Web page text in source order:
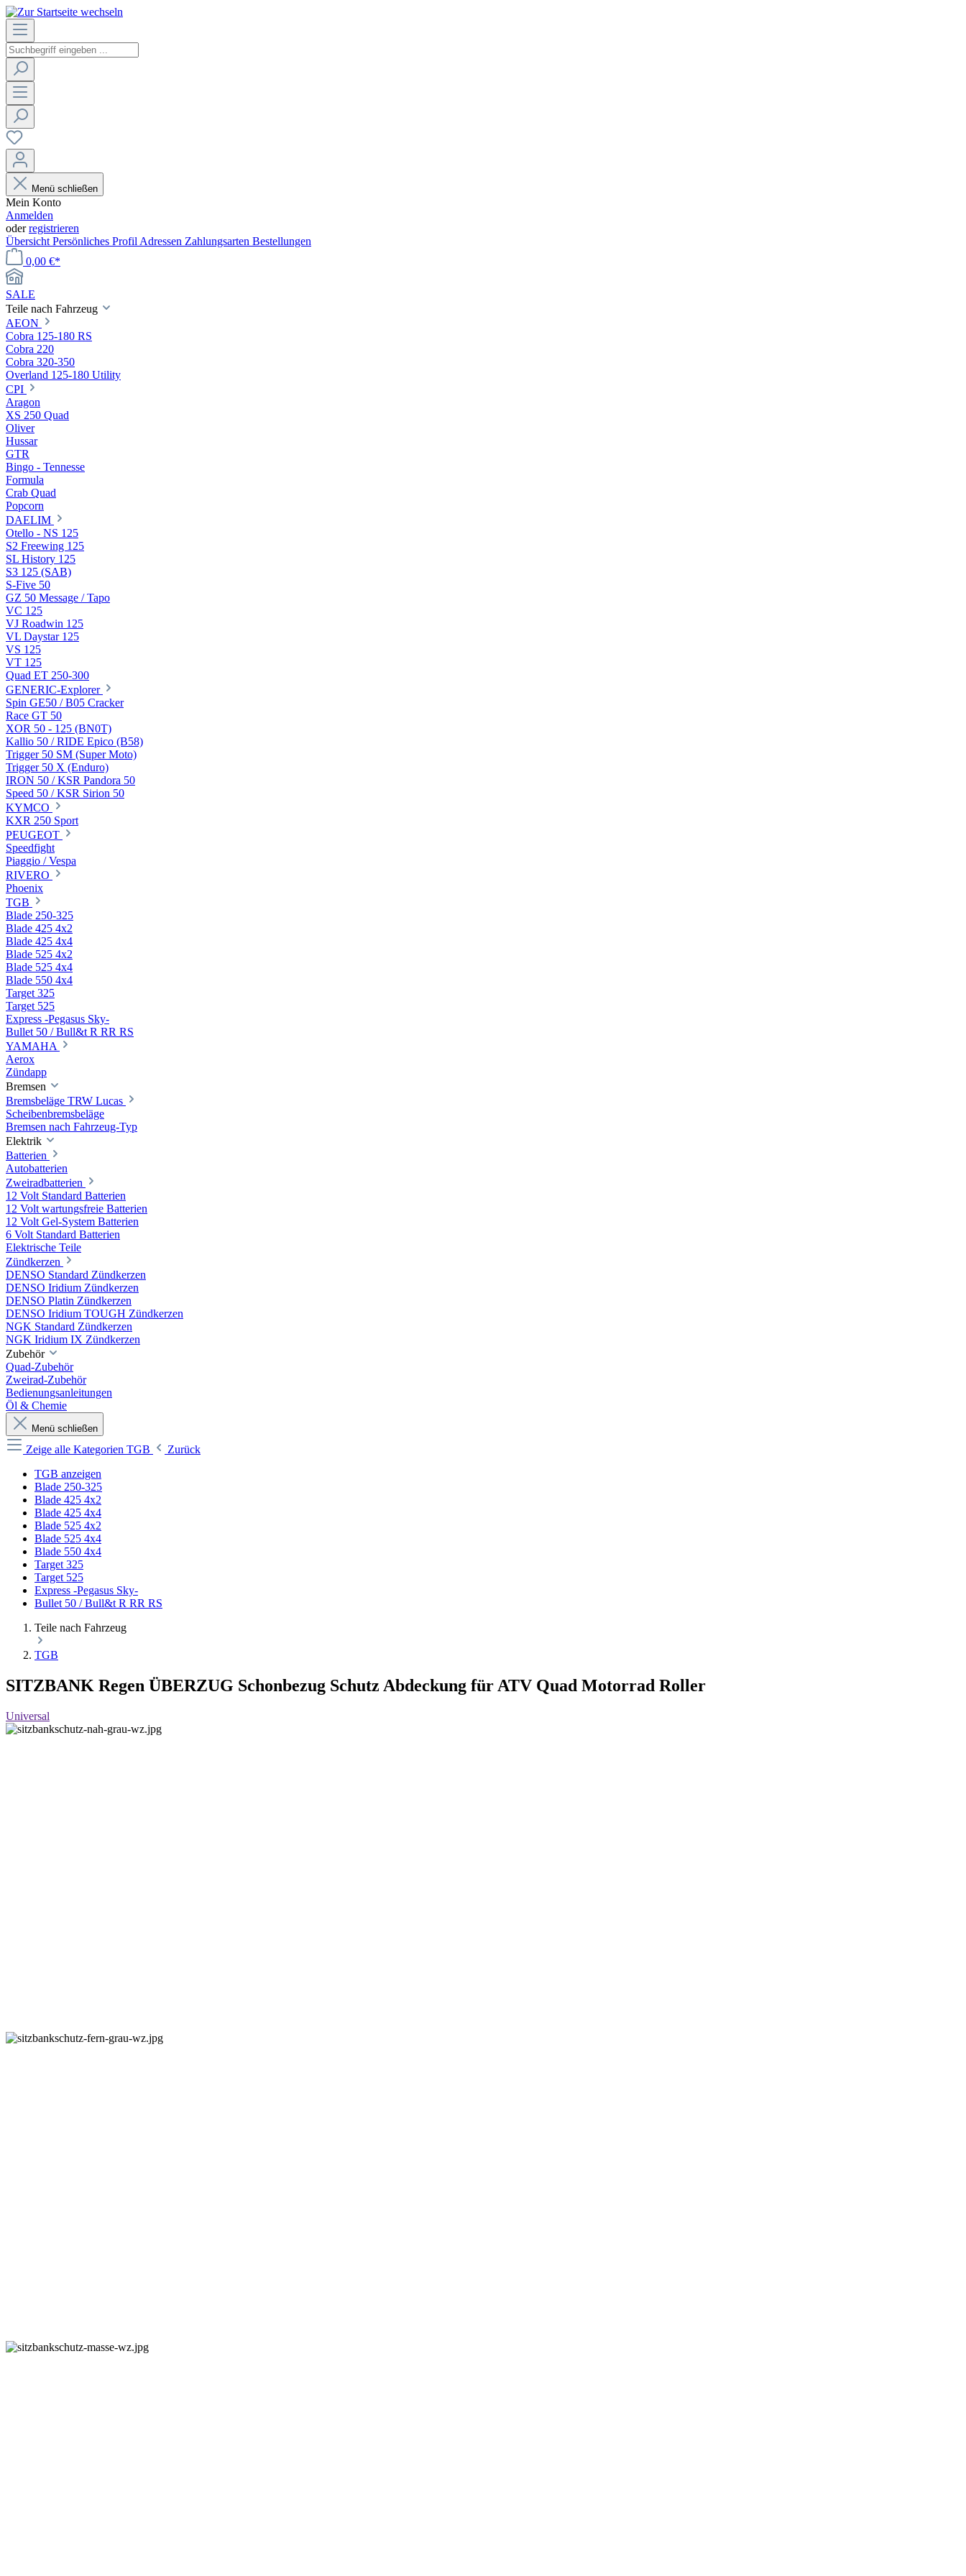
Menü schließen
Mein Konto
Anmelden
oderregistrieren
Übersicht Persönliches Profil Adressen Zahlungsarten Bestellungen
0,00 €*
SALE
Teile nach Fahrzeug
AEON
Cobra 125-180 RS
Cobra 220
Cobra 320-350
Overland 125-180 Utility
CPI
Aragon
XS 250 Quad
Oliver
Hussar
GTR
Bingo - Tennesse
Formula
Crab Quad
Popcorn
DAELIM
Otello - NS 125
S2 Freewing 125
SL History 125
S3 125 (SAB)
S-Five 50
GZ 50 Message / Tapo
VC 125
VJ Roadwin 125
VL Daystar 125
VS 125
VT 125
Quad ET 250-300
GENERIC-Explorer
Spin GE50 / B05 Cracker
Race GT 50
XOR 50 - 125 (BN0T)
Kallio 50 / RIDE Epico (B58)
Trigger 50 SM (Super Moto)
Trigger 50 X (Enduro)
IRON 50 / KSR Pandora 50
Speed 50 / KSR Sirion 50
KYMCO
KXR 250 Sport
PEUGEOT
Speedfight
Piaggio / Vespa
RIVERO
Phoenix
TGB
Blade 250-325
Blade 425 4x2
Blade 425 4x4
Blade 525 4x2
Blade 525 4x4
Blade 550 4x4
Target 325
Target 525
Express -Pegasus Sky-
Bullet 50 / Bull&t R RR RS
YAMAHA
Aerox
Zündapp
Bremsen
Bremsbeläge TRW Lucas
Scheibenbremsbeläge
Bremsen nach Fahrzeug-Typ
Elektrik
Batterien
Autobatterien
Zweiradbatterien
12 Volt Standard Batterien
12 Volt wartungsfreie Batterien
12 Volt Gel-System Batterien
6 Volt Standard Batterien
Elektrische Teile
Zündkerzen
DENSO Standard Zündkerzen
DENSO Iridium Zündkerzen
DENSO Platin Zündkerzen
DENSO Iridium TOUGH Zündkerzen
NGK Standard Zündkerzen
NGK Iridium IX Zündkerzen
Zubehör
Quad-Zubehör
Zweirad-Zubehör
Bedienungsanleitungen
Öl & Chemie
Menü schließen
Zeige alle Kategorien TGB
Zurück
TGB anzeigen
Blade 250-325
Blade 425 4x2
Blade 425 4x4
Blade 525 4x2
Blade 525 4x4
Blade 550 4x4
Target 325
Target 525
Express -Pegasus Sky-
Bullet 50 / Bull&t R RR RS
Teile nach Fahrzeug
TGB
SITZBANK Regen ÜBERZUG Schonbezug Schutz Abdeckung für ATV Quad Motorrad Roller
Universal